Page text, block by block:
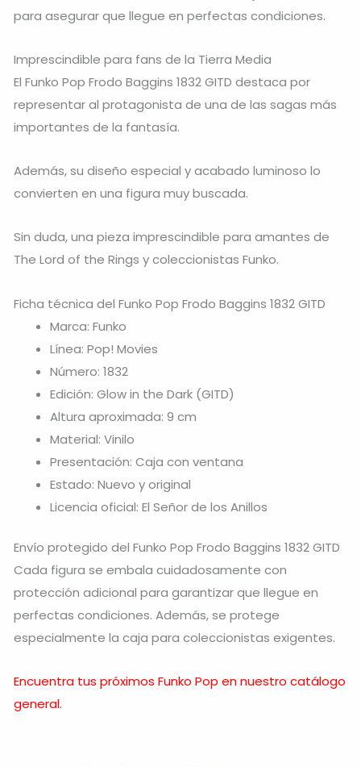
para asegurar que llegue en perfectas condiciones.
Imprescindible para fans de la Tierra Media
El Funko Pop Frodo Baggins 1832 GITD destaca por
representar al protagonista de una de las sagas más
importantes de la fantasía.
Además, su diseño especial y acabado luminoso lo
convierten en una figura muy buscada.
Sin duda, una pieza imprescindible para amantes de
The Lord of the Rings y coleccionistas Funko.
Ficha técnica del Funko Pop Frodo Baggins 1832 GITD
Marca: Funko
Línea: Pop! Movies
Número: 1832
Edición: Glow in the Dark (GITD)
Altura aproximada: 9 cm
Material: Vinilo
Presentación: Caja con ventana
Estado: Nuevo y original
Licencia oficial: El Señor de los Anillos
Envío protegido del Funko Pop Frodo Baggins 1832 GITD
Cada figura se embala cuidadosamente con
protección adicional para garantizar que llegue en
perfectas condiciones. Además, se protege
especialmente la caja para coleccionistas exigentes.
Encuentra tus próximos Funko Pop en nuestro catálogo
general.